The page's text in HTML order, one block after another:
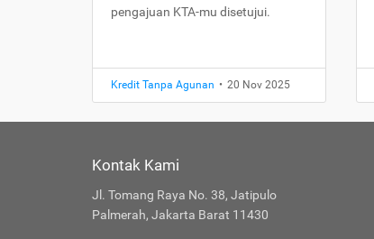
pengajuan KTA-mu disetujui.
Kredit Tanpa Agunan • 20 Nov 2025
Kontak Kami
Jl. Tomang Raya No. 38, Jatipulo
Palmerah, Jakarta Barat 11430